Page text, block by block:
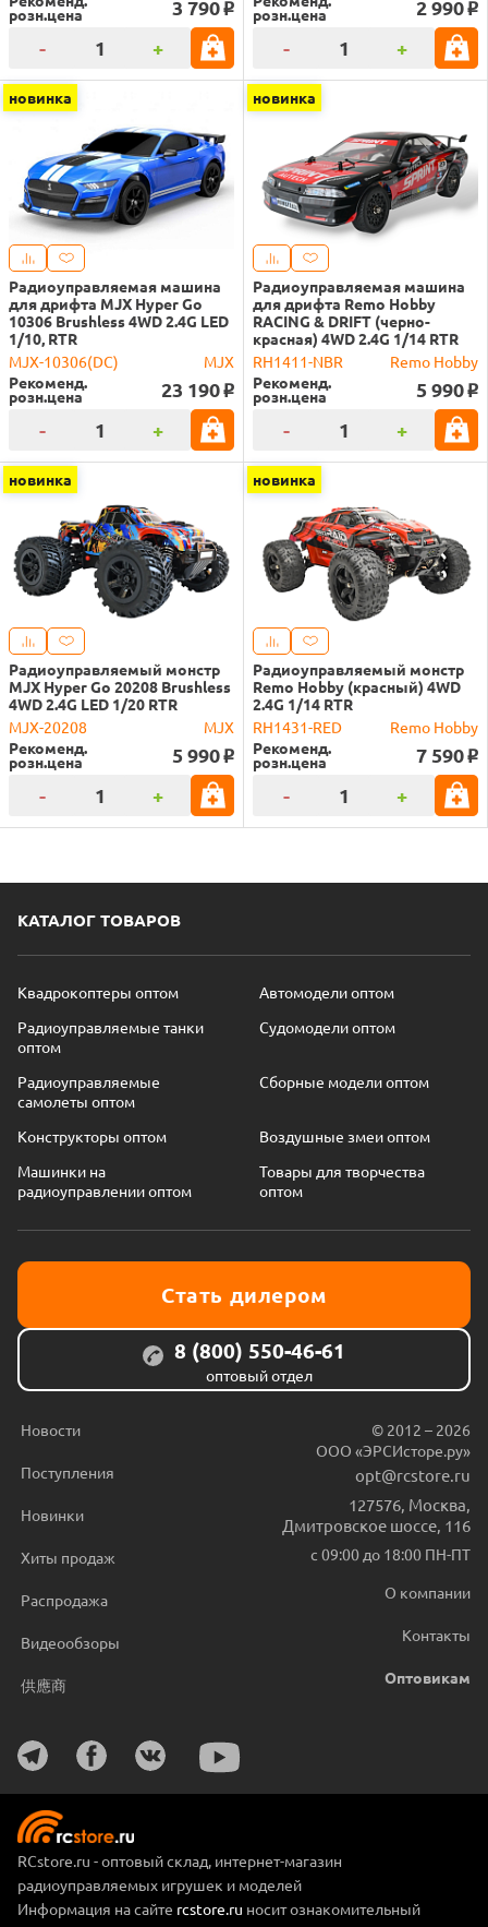
розн.цена 3 790 o
- +
розн.цена 2 990 o
- +
новинка
Радиоуправляемая машина
для дрифта MJX Hyper Go
10306 Brushless 4WD 2.4G LED
1/10, RTR
MJX-10306(DC)
MJX
Рекоменд.
розн.цена 23 190 o
- +
новинка
Радиоуправляемая машина
для дрифта Remo Hobby
RACING & DRIFT (черно-
красная) 4WD 2.4G 1/14 RTR
RH1411-NBR
Remo Hobby
Рекоменд.
розн.цена 5 990 o
- +
новинка
Радиоуправляемый монстр
MJX Hyper Go 20208 Brushless
4WD 2.4G LED 1/20 RTR
MJX-20208
MJX
Рекоменд.
розн.цена 5 990 o
- +
новинка
Радиоуправляемый монстр
Remo Hobby (красный) 4WD
2.4G 1/14 RTR
RH1431-RED
Remo Hobby
Рекоменд.
розн.цена 7 590 o
- +
КАТАЛОГ ТОВАРОВ
Квадрокоптеры оптом
Автомодели оптом
Радиоуправляемые танки
оптом
Судомодели оптом
Радиоуправляемые
самолеты оптом
Сборные модели оптом
Конструкторы оптом
Воздушные змеи оптом
Машинки на
радиоуправлении оптом
Товары для творчества
оптом
Стать дилером
8 (800) 550-46-61
оптовый отдел
Новости
Поступления
Новинки
Хиты продаж
Распродажа
Видеообзоры
供應商
© 2012 – 2026
ООО «ЭРСИсторе.ру»
opt@rcstore.ru
127576 Москва
Дмитровское шоссе, 116
с 09:00 до 18:00 ПН-ПТ
О компании
Контакты
Оптовикам
RCstore.ru - оптовый склад, интернет-магазин
радиоуправляемых игрушек и моделей
Информация на сайте rcstore.ru носит ознакомительный